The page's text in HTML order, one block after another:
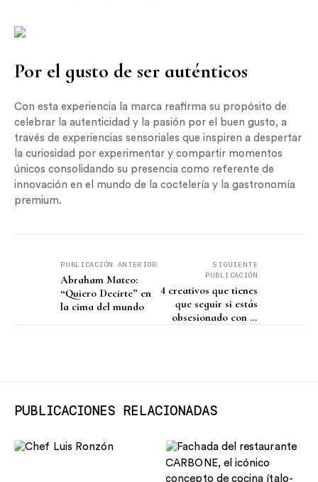
Por el gusto de ser auténticos
Con esta experiencia la marca reafirma su propósito de
celebrar la autenticidad y la pasión por el buen gusto, a
través de experiencias sensoriales que inspiren a despertar
la curiosidad por experimentar y compartir momentos
únicos consolidando su presencia como referente de
innovación en el mundo de la coctelería y la gastronomía
premium.
PUBLICACIÓN ANTERIOR
Abraham Mateo:
“Quiero Decirte” en
la cima del mundo
SIGUIENTE
PUBLICACIÓN
4 creativos que tienes
que seguir si estás
obsesionado con el
PUBLICACIONES RELACIONADAS